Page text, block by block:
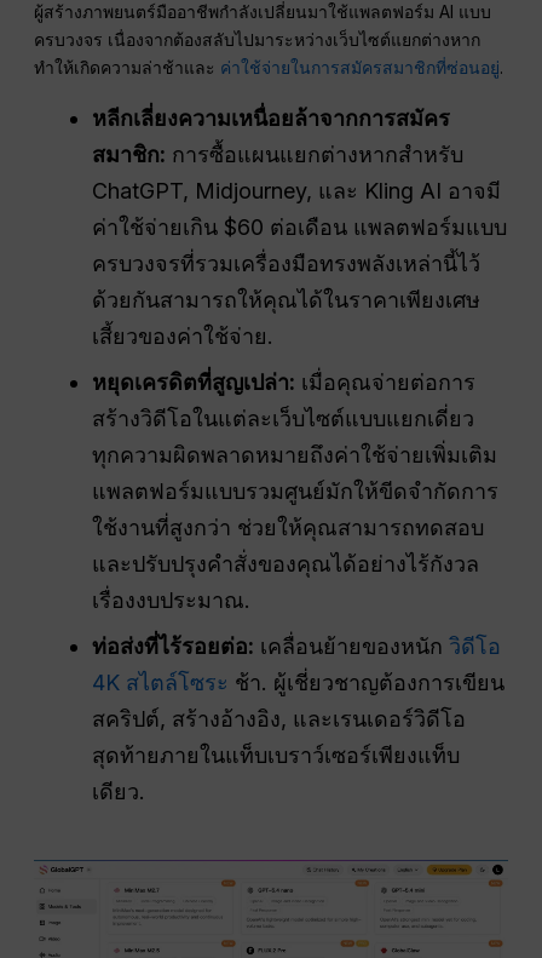
ผู้สร้างภาพยนตร์มืออาชีพกำลังเปลี่ยนมาใช้แพลตฟอร์ม AI แบบ
ครบวงจร เนื่องจากต้องสลับไปมาระหว่างเว็บไซต์แยกต่างหาก
ทำให้เกิดความล่าช้าและ ค่าใช้จ่ายในการสมัครสมาชิกที่ซ่อนอยู่.
หลีกเลี่ยงความเหนื่อยล้าจากการสมัคร
สมาชิก: การซื้อแผนแยกต่างหากสำหรับ
ChatGPT, Midjourney, และ Kling AI อาจมี
ค่าใช้จ่ายเกิน $60 ต่อเดือน แพลตฟอร์มแบบ
ครบวงจรที่รวมเครื่องมือทรงพลังเหล่านี้ไว้
ด้วยกันสามารถให้คุณได้ในราคาเพียงเศษ
เสี้ยวของค่าใช้จ่าย.
หยุดเครดิตที่สูญเปล่า: เมื่อคุณจ่ายต่อการ
สร้างวิดีโอในแต่ละเว็บไซต์แบบแยกเดี่ยว
ทุกความผิดพลาดหมายถึงค่าใช้จ่ายเพิ่มเติม
แพลตฟอร์มแบบรวมศูนย์มักให้ขีดจำกัดการ
ใช้งานที่สูงกว่า ช่วยให้คุณสามารถทดสอบ
และปรับปรุงคำสั่งของคุณได้อย่างไร้กังวล
เรื่องงบประมาณ.
ท่อส่งที่ไร้รอยต่อ: เคลื่อนย้ายของหนักวิดีโอ
4K สไตล์โซระ ช้า. ผู้เชี่ยวชาญต้องการเขียน
สคริปต์, สร้างอ้างอิง, และเรนเดอร์วิดีโอ
สุดท้ายภายในแท็บเบราว์เซอร์เพียงแท็บ
เดียว.